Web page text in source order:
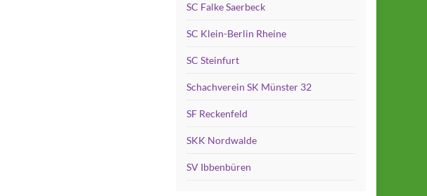
SC Falke Saerbeck
SC Klein-Berlin Rheine
SC Steinfurt
Schachverein SK Münster 32
SF Reckenfeld
SKK Nordwalde
SV Ibbenbüren